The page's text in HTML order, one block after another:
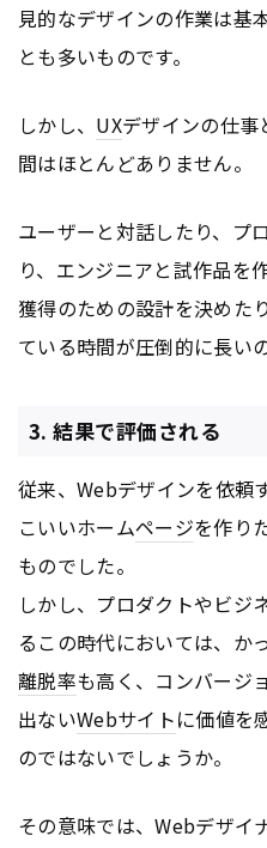
見的なデザインの作業は基
とも多いものです。
しかし、 UXデザインの仕事
間はほとんどありません。
ユーザーと対話したり、プ
り、エンジニアと試作品を
獲得のための設計を決めた
ている時間が圧倒的に長いの
3. 結果で評価される
従来、Webデザインを依頼
こいいホームページを作り
ものでした。
しかし、プロダクトやビジ
るこの時代においては、か
離脱率も高く、コンバージ
出ないWebサイトに価値を
のではないでしょうか。
その意味では、Webデザイ